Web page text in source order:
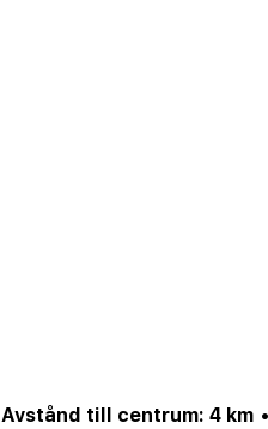
Avstånd till centrum: 4 km •